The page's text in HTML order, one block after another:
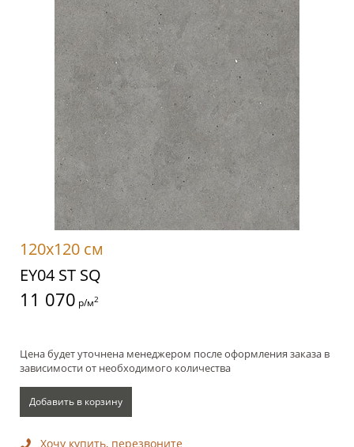
120x120 см
EY04 ST SQ
11 070 р/м2
Цена будет уточнена менеджером после оформления заказа в
зависимости от необходимого количества
Добавить в корзину
Хочу купить, перезвоните